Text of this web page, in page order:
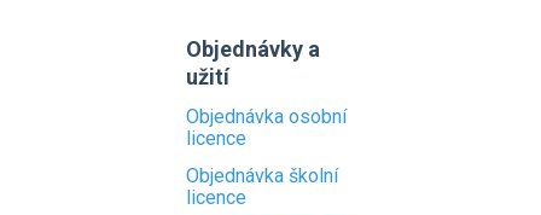
Objednávky a
užití
Objednávka osobní
licence
Objednávka školní
licence